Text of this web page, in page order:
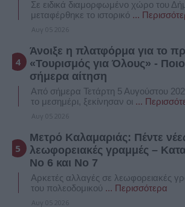
Σε ειδικά διαμορφωμένο χώρο του
μεταφέρθηκε το ιστορικό ...
Αυγ 05 2026
Άνοιξε η πλατφόρμα για το
«Τουρισμός για Όλους» -
σήμερα αίτηση
Από σήμερα Τετάρτη 5 Αυγούστου
το μεσημέρι, ξεκίνησαν οι ...
Αυγ 05 2026
Μετρό Καλαμαριάς: Πέντε
λεωφορειακές γραμμές –
Νο 6 και Νο 7
Αρκετές αλλαγές σε λεωφορειακές
του πολεοδομικού ... Περισσότερα
Αυγ 05 2026